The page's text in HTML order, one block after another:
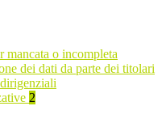
mancata o incompleta
dei dati da parte dei titolari
2